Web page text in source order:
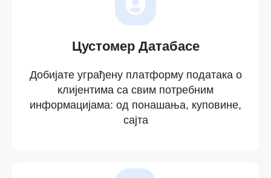
Цустомер Датабасе
Добијате уграђену платформу података о
клијентима са свим потребним
информацијама: од понашања, куповине,
сајта